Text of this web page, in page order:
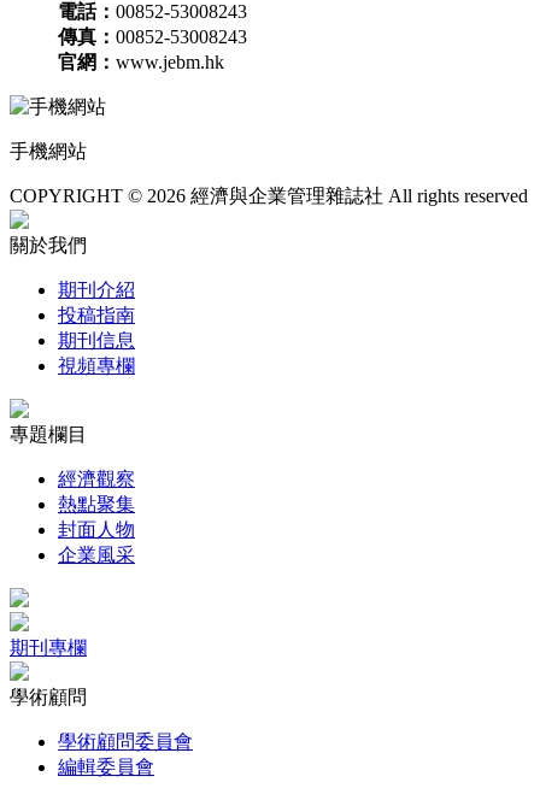
電話： 00852-53008243
傳真： 00852-53008243
官網： www.jebm.hk
手機網站
COPYRIGHT © 2026 經濟與企業管理雜誌社 All rights reserved
關於我們
期刊介紹
投稿指南
期刊信息
視頻專欄
專題欄目
經濟觀察
熱點聚集
封面人物
企業風采
期刊專欄
學術顧問
學術顧問委員會
編輯委員會